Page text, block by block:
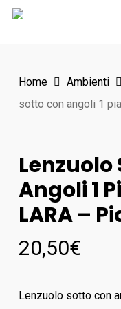
Skip
Home Ambienti
sotto con angoli 1
Lenzuolo
Angoli 1
LARA –
20,50€
Lenzuolo sotto con